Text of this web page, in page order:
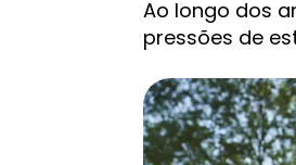
Ao longo dos
pressões de